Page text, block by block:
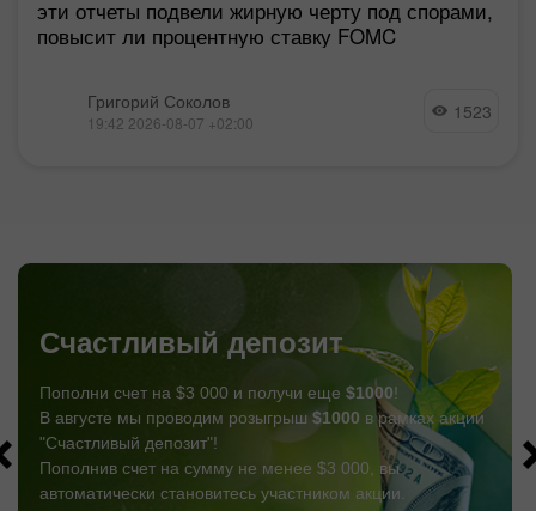
эти отчеты подвели жирную черту под спорами,
повысит ли процентную ставку FOMC
Григорий Соколов
19:42 2026-08-07 +02:00 1523
Счастливый депозит
Пополни счет на $3 000 и получи еще $1000!
В августе мы проводим розыгрыш $1000 в рамках акции
"Счастливый депозит"!
Пополнив счет на сумму не менее $3 000, вы
автоматически становитесь участником акции.